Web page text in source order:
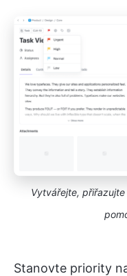
Vytvářejte,
Stanovte priority